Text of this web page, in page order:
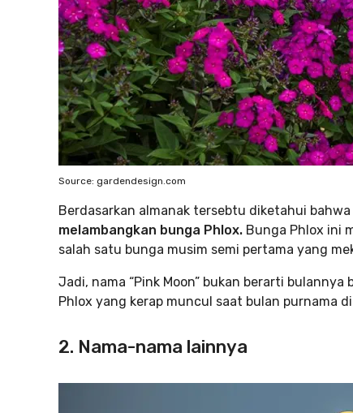
Source: gardendesign.com
Berdasarkan almanak tersebtu diketahui bahwa
melambangkan bunga Phlox. Bunga Phlox ini
salah satu bunga musim semi pertama yang
Jadi, nama “Pink Moon” bukan berarti
Phlox yang kerap muncul saat bulan purnama
2. Nama-nama lainnya